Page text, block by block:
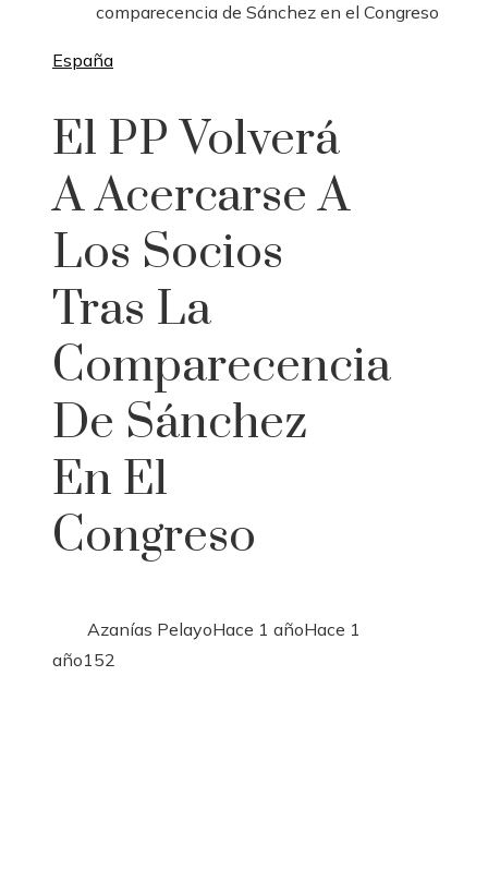
comparecencia de Sánchez en el Congreso
España
El PP Volverá
A Acercarse A
Los Socios
Tras La
Comparecencia
De Sánchez
En El
Congreso
Azanías PelayoHace 1 añoHace 1
año152